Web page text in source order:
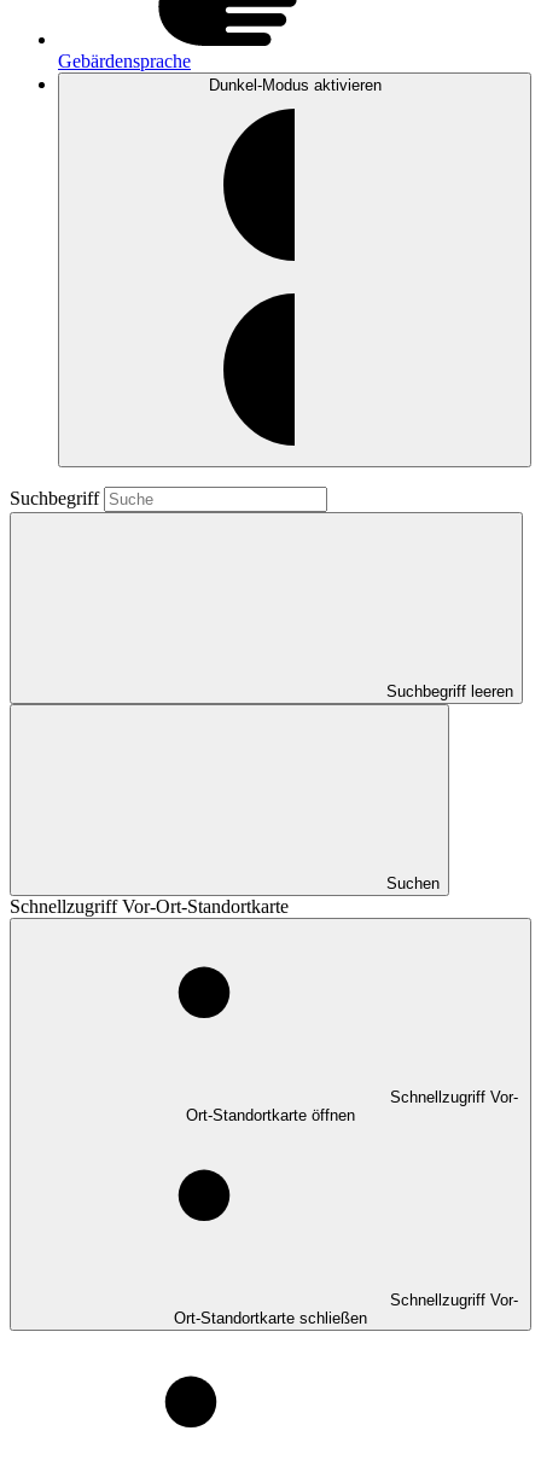
Gebärdensprache
Dunkel-Modus aktivieren
Suchbegriff
Suchbegriff leeren
Suchen
Schnellzugriff Vor-Ort-Standortkarte
Schnellzugriff Vor-
Ort-Standortkarte öffnen
Schnellzugriff Vor-
Ort-Standortkarte schließen